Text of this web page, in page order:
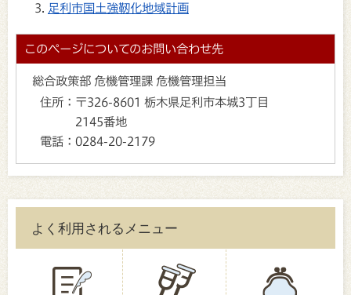
足利市国土強靭化地域計画
このページについてのお問い合わせ先
総合政策部 危機管理課 危機管理担当
住所： 〒326-8601 栃木県足利市本城3丁目
2145番地
電話： 0284-20-2179
よく利用されるメニュー